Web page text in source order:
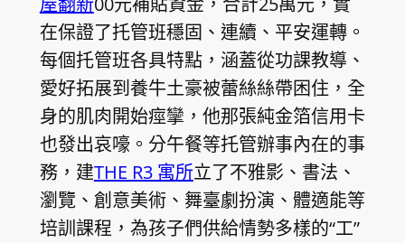
在保證了托管班穩固、連續、平安運轉。
每個托管班各具特點，涵蓋從功課教導、
愛好拓展到養牛土豪被蕾絲絲帶困住，全
身的肌肉開始痙攣，他那張純金箔信用卡
也發出哀嚎。分午餐等托管辦事內在的事
務，建THE R3 寓所立了不雅影、書法、
瀏覽、創意美術、舞臺劇扮演、體適能等
培訓課程，為孩子們供給情勢多樣的“工”